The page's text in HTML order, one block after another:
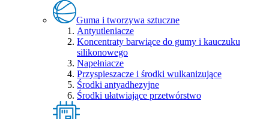
Guma i tworzywa sztuczne
Antyutleniacze
Koncentraty barwiące do gumy i kauczuku
silikonowego
Napełniacze
Przyspieszacze i środki wulkanizujące
Środki antyadhezyjne
Środki ułatwiające przetwórstwo